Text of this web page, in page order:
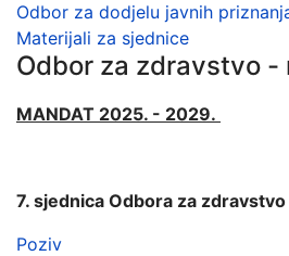
Odbor za dodjelu javnih
Materijali za sjednice
Odbor za zdravstvo -
MANDAT 2025. - 2029.
7. sjednica Odbora za
Poziv